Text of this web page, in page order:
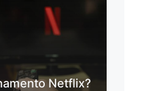
Netflix?